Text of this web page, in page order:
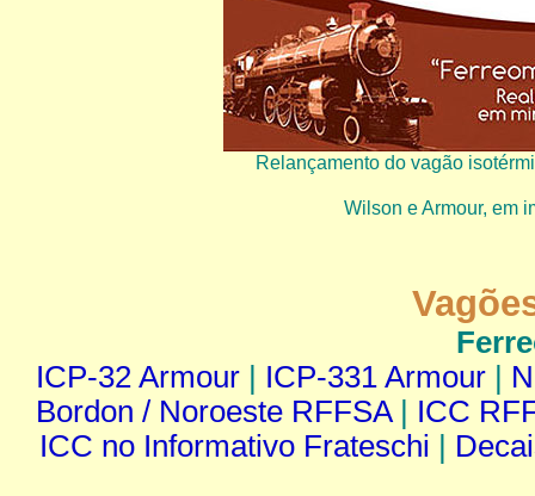
Relançamento do vagão
Wilson e Armour, em
ICP-32 Armour | ICP-331 Armour |
Bordon / Noroeste RFFSA| ICC
ICC no Informativo Frateschi |